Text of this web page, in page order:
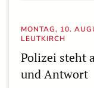
MONTAG, 10.
LEUTKIRCH
Polizei steht
und Antwort